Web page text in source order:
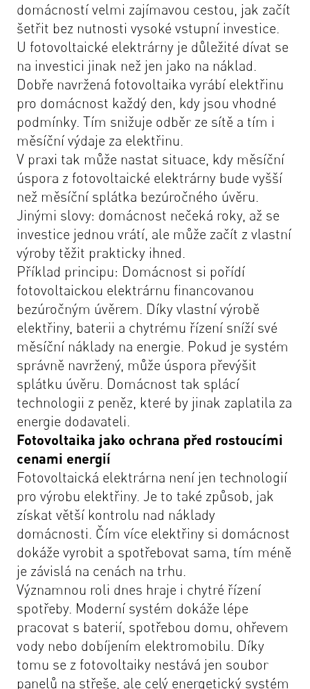
domácností velmi zajímavou cestou, jak začít
šetřit bez nutnosti vysoké vstupní investice.
U fotovoltaické elektrárny je důležité dívat se
na investici jinak než jen jako na náklad.
Dobře navržená fotovoltaika vyrábí elektřinu
pro domácnost každý den, kdy jsou vhodné
podmínky. Tím snižuje odběr ze sítě a tím i
měsíční výdaje za elektřinu.
V praxi tak může nastat situace, kdy měsíční
úspora z fotovoltaické elektrárny bude vyšší
než měsíční splátka bezúročného úvěru.
Jinými slovy: domácnost nečeká roky, až se
investice jednou vrátí, ale může začít z vlastní
výroby těžit prakticky ihned.
Příklad principu: Domácnost si pořídí
fotovoltaickou elektrárnu financovanou
bezúročným úvěrem. Díky vlastní výrobě
elektřiny, baterii a chytrému řízení sníží své
měsíční náklady na energie. Pokud je systém
správně navržený, může úspora převýšit
splátku úvěru. Domácnost tak splácí
technologii z peněz, které by jinak zaplatila za
energie dodavateli.
Fotovoltaika jako ochrana před rostoucími
cenami energií
Fotovoltaická elektrárna není jen technologií
pro výrobu elektřiny. Je to také způsob, jak
získat větší kontrolu nad náklady
domácnosti. Čím více elektřiny si domácnost
dokáže vyrobit a spotřebovat sama, tím méně
je závislá na cenách na trhu.
Významnou roli dnes hraje i chytré řízení
spotřeby. Moderní systém dokáže lépe
pracovat s baterií, spotřebou domu, ohřevem
vody nebo dobíjením elektromobilu. Díky
tomu se z fotovoltaiky nestává jen soubor
panelů na střeše, ale celý energetický systém